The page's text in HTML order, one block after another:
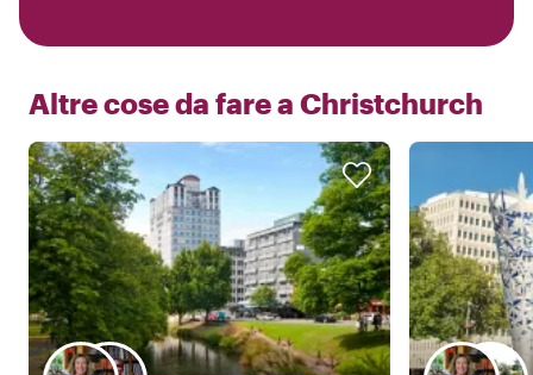
Altre cose da fare a Christchurch